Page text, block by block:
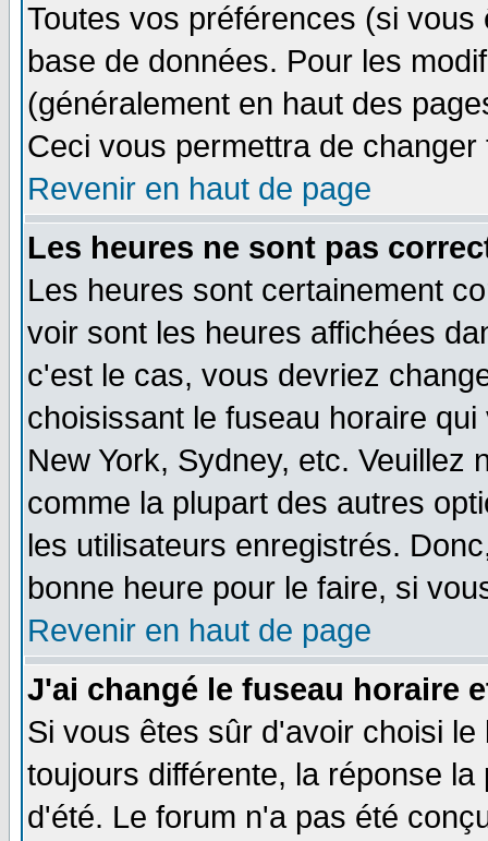
Toutes vos préférences (si
base de données. Pour les
(généralement en haut des
Ceci vous permettra de
Revenir en haut de page
Les heures ne sont pas
Les heures sont certainement
voir sont les heures affichées
c'est le cas, vous devriez
choisissant le fuseau horaire
New York, Sydney, etc. Veuillez
comme la plupart des autres
les utilisateurs enregistrés.
bonne heure pour le faire, si
Revenir en haut de page
J'ai changé le fuseau horaire
Si vous êtes sûr d'avoir choisi
toujours différente, la réponse
d'été. Le forum n'a pas été